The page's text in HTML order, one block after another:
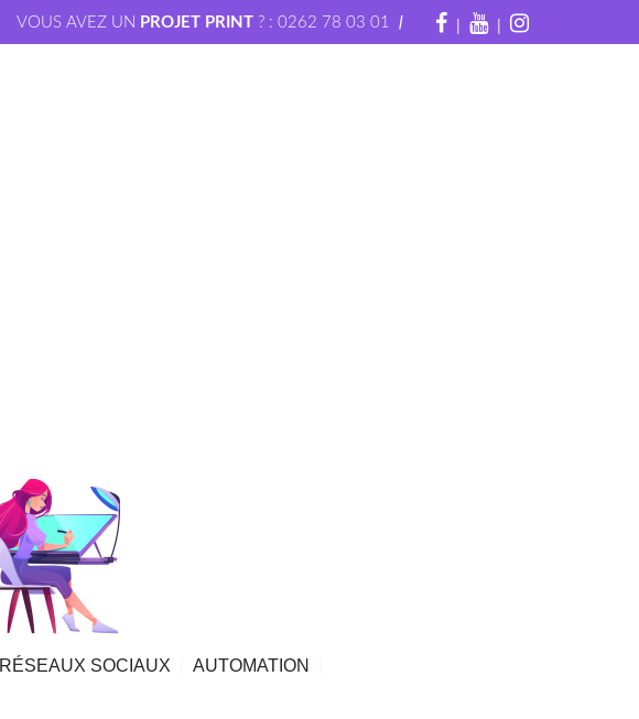
| |
VOUS AVEZ UN PROJET PRINT ? : 0262 78 03 01 |
RÉSEAUX SOCIAUX AUTOMATION